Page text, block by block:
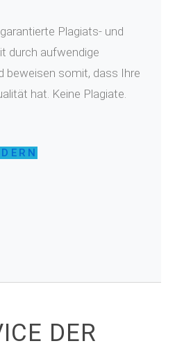
Plagiats- und
durch aufwendige
beweisen somit, dass Ihre
hat. Keine Plagiate.
DER